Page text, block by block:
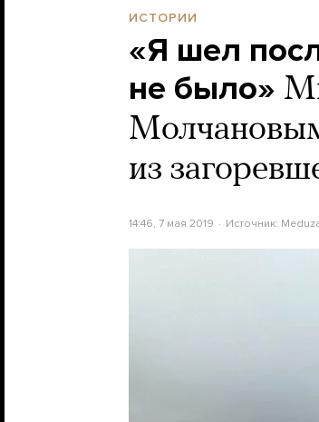
ИСТОРИИ
«Я шел
не было»
из
14:46, 7 мая 2019 Источник: